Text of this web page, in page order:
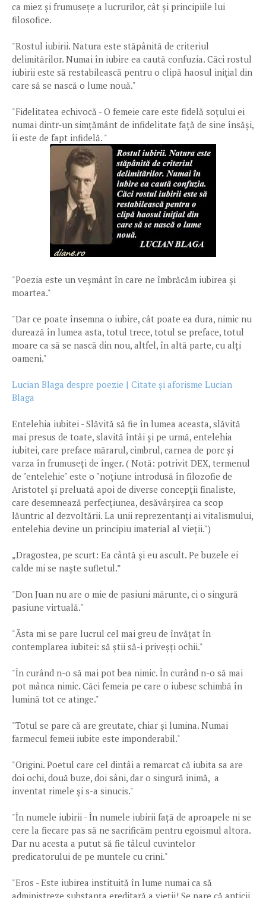
ca miez și frumusețe a lucrurilor, cât și principiile lui
filosofice.
"Rostul iubirii. Natura este stăpânită de criteriul
delimitărilor. Numai în iubire ea caută confuzia. Căci rostul
iubirii este să restabilească pentru o clipă haosul iniţial din
care să se nască o lume nouă."
"Fidelitatea echivocă - O femeie care este fidelă soțului ei
numai dintr-un simțământ de infidelitate față de sine însăși,
îi este de fapt infidelă. "
"Poezia este un veşmânt în care ne îmbrăcăm iubirea şi
moartea."
"Dar ce poate însemna o iubire, cât poate ea dura, nimic nu
durează în lumea asta, totul trece, totul se preface, totul
moare ca să se nască din nou, altfel, în altă parte, cu alți
oameni."
Lucian Blaga despre poezie | Citate și aforisme Lucian
Blaga
Entelehia iubitei - Slăvită să fie în lumea aceasta, slăvită
mai presus de toate, slavită întâi și pe urmă, entelehia
iubitei, care preface mărarul, cimbrul, carnea de porc și
varza în frumuseți de înger. ( Notă: potrivit DEX, termenul
de "entelehie" este o "noțiune introdusă în filozofie de
Aristotel și preluată apoi de diverse concepții finaliste,
care desemnează perfecțiunea, desăvârșirea ca scop
lăuntric al dezvoltării. La unii reprezentanți ai vitalismului,
entelehia devine un principiu imaterial al vieții.")
„Dragostea, pe scurt: Ea cântă şi eu ascult. Pe buzele ei
calde mi se naşte sufletul.”
"Don Juan nu are o mie de pasiuni mărunte, ci o singură
pasiune virtuală."
"Ăsta mi se pare lucrul cel mai greu de învățat în
contemplarea iubitei: să știi să-i priveșți ochii."
"În curând n-o să mai pot bea nimic. În curând n-o să mai
pot mânca nimic. Căci femeia pe care o iubesc schimbă în
lumină tot ce atinge."
"Totul se pare că are greutate, chiar şi lumina. Numai
farmecul femeii iubite este imponderabil."
"Origini. Poetul care cel dintâi a remarcat că iubita sa are
doi ochi, două buze, doi sâni, dar o singură inimă, a
inventat rimele şi s-a sinucis."
"În numele iubirii - În numele iubirii față de aproapele ni se
cere la fiecare pas să ne sacrificăm pentru egoismul altora.
Dar nu acesta a putut să fie tâlcul cuvintelor
predicatorului de pe muntele cu crini."
"Eros - Este iubirea instituită în lume numai ca să
administreze substanța ereditară a vieții! Se pare că anticii